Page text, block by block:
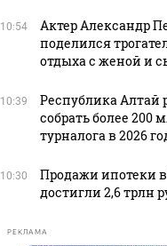
10:54
Актер Александр
поделился
отдыха с женой и
10:39
Республика Алтай
собрать более 200
турналога в 2026
10:30
Продажи ипотеки
достигли 2,6 трлн
РЕКЛАМА